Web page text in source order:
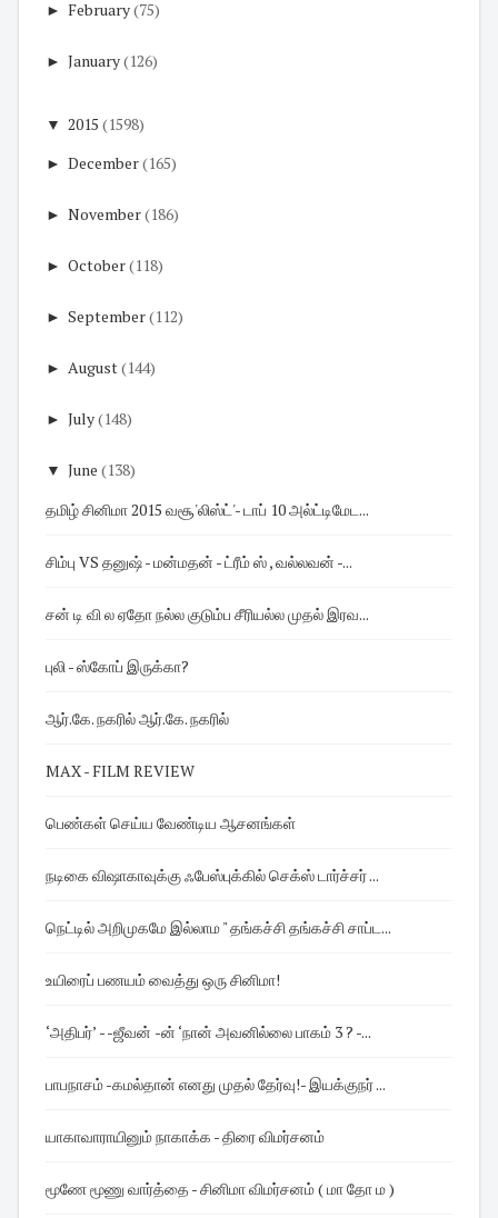
► February(75)
► January(126)
▼ 2015 (1598)
► December(165)
► November(186)
► October(118)
► September(112)
► August(144)
► July(148)
▼ June (138)
தமிழ் சினிமா 2015 வசூ'லிஸ்ட்'- டாப் 10 அல்ட்டிமேட...
சிம்பு VS தனுஷ் - மன்மதன் - ட்ரீம் ஸ் , வல்லவன் -...
சன் டி வி ல ஏதோ நல்ல குடும்ப சீரியல்ல முதல் இரவ...
புலி - ஸ்கோப் இருக்கா?
ஆர்.கே. நகரில் ஆர்.கே. நகரில்
MAX - FILM REVIEW
பெண்கள் செய்ய வேண்டிய ஆசனங்கள்
நடிகை விஷாகாவுக்கு ஃபேஸ்புக்கில் செக்ஸ் டார்ச்சர் ...
நெட்டில் அறிமுகமே இல்லாம " தங்கச்சி தங்கச்சி சாப்ட...
உயிரைப் பணயம் வைத்து ஒரு சினிமா!
‘அதிபர்’ - -ஜீவன் -ன் ‘நான் அவனில்லை பாகம் 3 ? -...
பாபநாசம் -கமல்தான் எனது முதல் தேர்வு! - இயக்குநர் ...
யாகாவாராயினும் நாகாக்க - திரை விமர்சனம்
மூணே மூணு வார்த்தை - சினிமா விமர்சனம் ( மா தோ ம )